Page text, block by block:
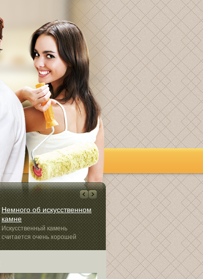
Немного об искусственном
камне
Искусственный камень
считается очень хорошей
Как
гвозди»
Прогресс не
дошел до